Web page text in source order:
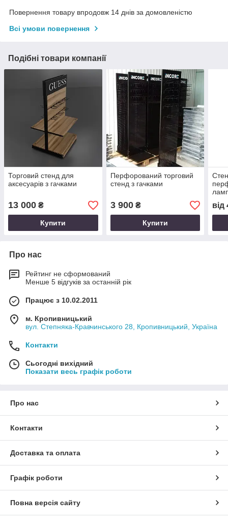
Повернення товару впродовж 14 днів за домовленістю
Всі умови повернення
Подібні товари компанії
Торговий стенд для
аксесуарів з гачками
13 000 ₴
Купити
Перфорований торговий
стенд з гачками
3 900₴
Купити
від
Про нас
Рейтинг не сформований
Менше 5 відгуків за останній рік
Працює з 10.02.2011
м. Кропивницький
вул. Степняка-Кравчинського 28, Кропивницький, Україна
Контакти
Сьогодні вихідний
Показати весь графік роботи
Про нас
Контакти
Доставка та оплата
Графік роботи
Повна версія сайту